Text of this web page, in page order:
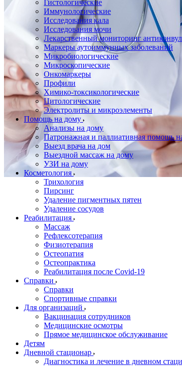
Гистологические
Иммунологические
Исследования кала
Исследования мочи
Лекарственный мониторинг
Маркеры аутоиммунных заболеваний
Микробиологические
Микроскопические
Онкомаркеры
Профили
Химико-токсикологические
Цитологические
Электролиты и микроэлементы
Помощь на дому
Анализы на дому
Патронажная и паллиативная помощь
Выезд врача на дом
Выездной массаж на дому
УЗИ на дому
Косметология
Трихология
Пирсинг
Удаление пигментных пятен
Удаление сосудов
Реабилитация
Массаж
Рефлексотерапия
Физиотерапия
Остеопатия
Остеопрактика
Реабилитация после Covid-19
Справки
Справки
Спортивные справки
Для организаций
Вакцинация сотрудников
Медицинские осмотры
Прямое медицинское обслуживание
Детям
Дневной стационар
Диагностика и лечение в дневном